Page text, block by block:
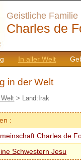
In aller Welt
Geistliche Familie
Charles de
in der Welt
Welt > Land:Irak
:
Charles de
Schwestern Jesu